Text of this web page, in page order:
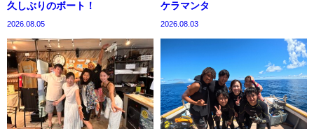
久しぶりのボート！
2026.08.05
ケラマンタ
2026.08.03